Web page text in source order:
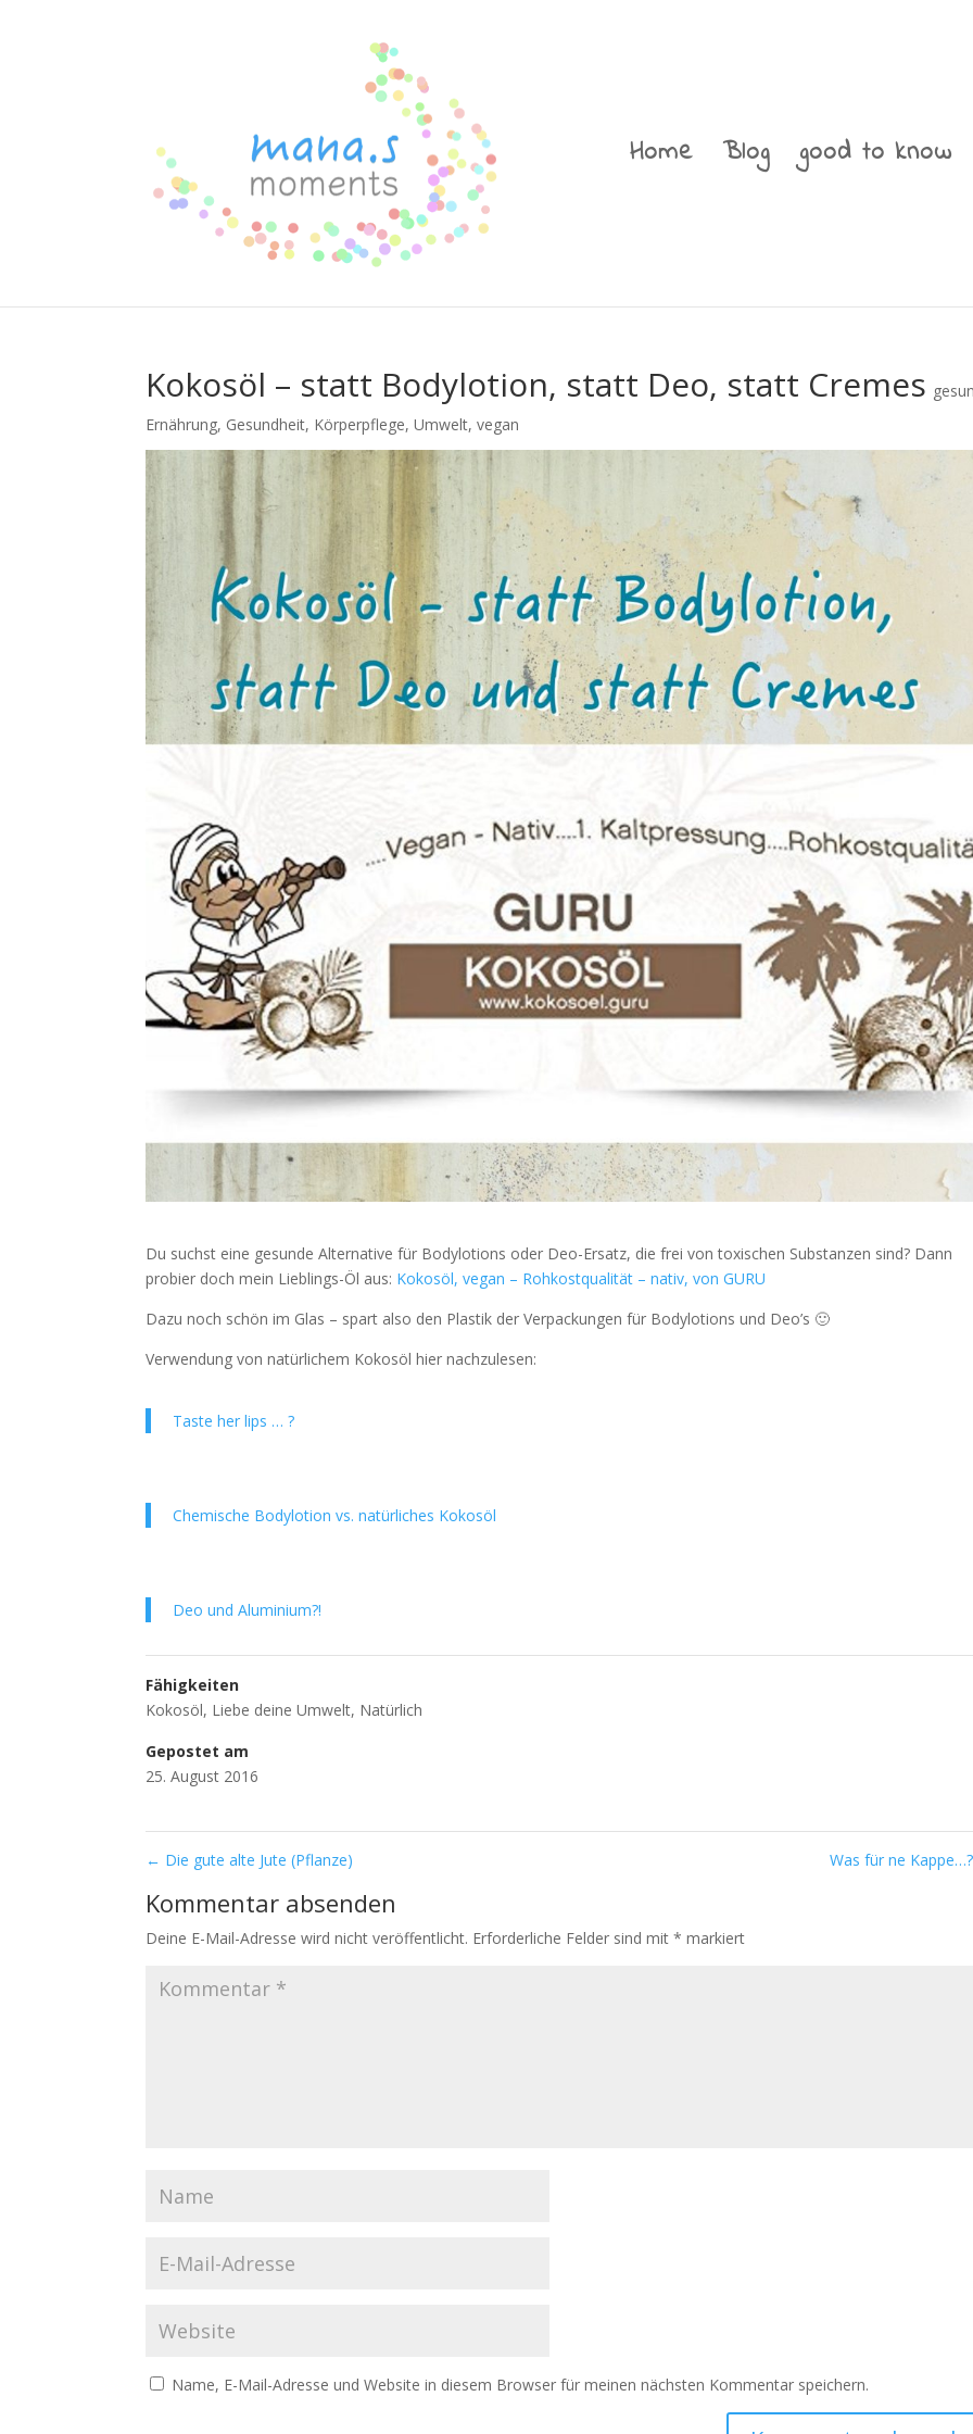
Home Blog good to know
Kokosöl – statt Bodylotion, statt Deo, statt Cremes
Ernährung, Gesundheit, Körperpflege,Umwelt,vegan
Du suchst eine gesunde Alternative für Bodylotions oder Deo-Ersatz, die frei von toxischen Substanzen sind? Dann
probier doch mein Lieblings-Öl aus: Kokosöl, vegan – Rohkostqualität – nativ, von GURU
Dazu noch schön im Glas – spart also den Plastik der Verpackungen für Bodylotions und Deo’s 🙂
Verwendung von natürlichem Kokosöl hier nachzulesen:
Taste her lips … ?
Chemische Bodylotion vs. natürliches Kokosöl
Deo und Aluminium?!
Fähigkeiten
Kokosöl, Liebe deine Umwelt, Natürlich
Gepostet am
25. August 2016
← Die gute alte Jute (Pflanze) Was für ne
Kommentar absenden
Deine E-Mail-Adresse wird nicht veröffentlicht. Erforderliche Felder sind mit* markiert
Name, E-Mail-Adresse und Website in diesem Browser für meinen nächsten Kommentar speichern.